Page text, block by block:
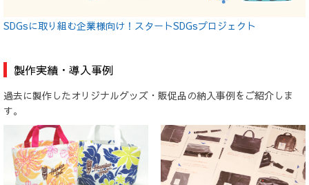
SDGsに取り組む企業様向け！スタートSDGsプロジェクト
製作実績・導入事例
過去に製作したオリジナルグッズ・販促品の納入事例をご紹介しま
す。